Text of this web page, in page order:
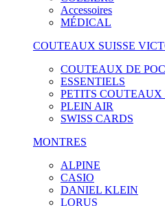
Accessoires
MÉDICAL
COUTEAUX SUISSE
COUTEAUX DE
ESSENTIELS
PETITS COUTEAUX
PLEIN AIR
SWISS CARDS
MONTRES
ALPINE
CASIO
DANIEL KLEIN
LORUS